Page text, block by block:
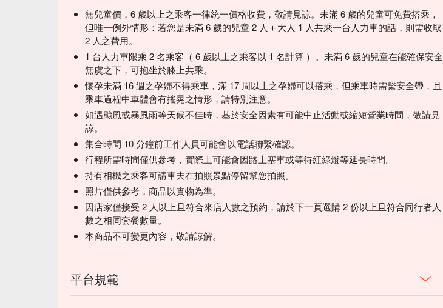
無兒童價，6 歲以上之乘客一律統一價格收費，敬請見諒。未滿 6 歲的兒童可免費搭乘，
但唯一例外情形：若您是未滿 6 歲的兒童 2 人＋大人 1 人共乘一台人力車的話，則需收取
2 人之費用。
1 台人力車限乘 2 名乘客（ 6 歲以上之乘客以 1 名計算 ）。未滿 6 歲的兒童在能確保安全
無虞之下，可抱坐於膝上共乘。
懷孕未滿 16 週之孕婦不得乘車，滿 17 周以上之孕婦可以搭乘，但乘車時需繫安全帶，且
乘車過程中車體會有搖晃之情形，請特別注意。
如遇颱風或暴風雨等天候不佳時，基於安全因素有可能中止活動或縮短營業時間，敬請見
諒。
集合時間 10 分鐘前工作人員可能會以電話聯繫確認。
行程所需時間僅供參考，實際上可能會因路上塞車或等待紅綠燈等延長時間。
持有相機之乘客可請車夫在拍照景點停留幫您拍照。
照片僅供參考，商品以實物為準。
因店家僅接受 2 人以上且符合來店人數之預約，請於下一頁選購 2 份以上且符合同行者人
數之相同套餐數量。
本商品不可變更內容，敬請諒解。
平台規範